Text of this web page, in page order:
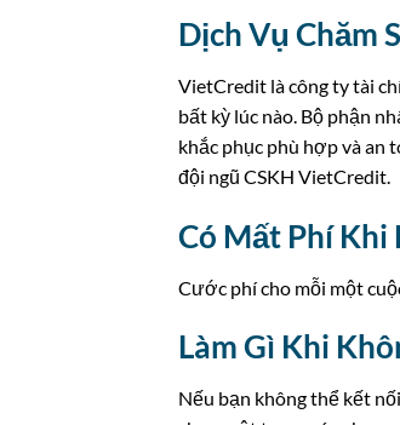
Dịch Vụ Chăm
VietCredit là công ty tài
bất kỳ lúc nào. Bộ phận
khắc phục phù hợp và an
đội ngũ CSKH VietCredit.
Có Mất Phí Khi
Cước phí cho mỗi một
Làm Gì Khi
Nếu bạn không thể kết